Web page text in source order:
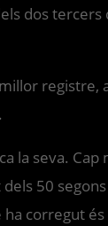
dos
registre,
la seva. Cap
50
corregut és